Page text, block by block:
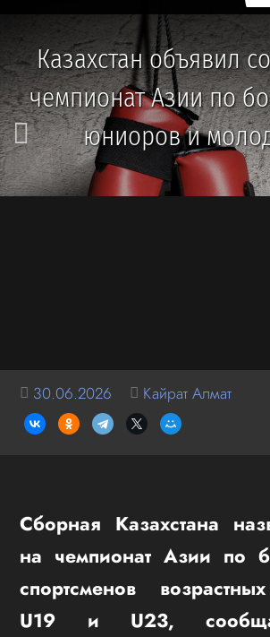
Казахстан объявил
чемпионат Азии по
юниоров и
30.06.2026 Кайрат Алмат
Сборная Казахстана
на чемпионат Азии по
спортсменов
U19 и U23,